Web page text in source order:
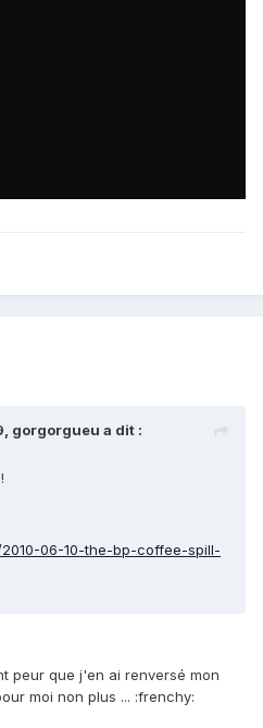
gorgorgueu a dit :
06-10-the-bp-coffee-spill-
peur que j'en ai renversé mon
moi non plus ... :frenchy: